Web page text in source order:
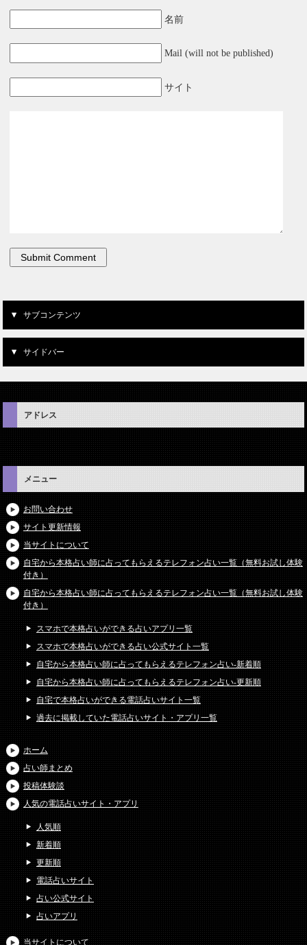
名前
Mail (will not be published)
サイト
サブコンテンツ
サイドバー
アドレス
メニュー
お問い合わせ
サイト更新情報
当サイトについて
自宅から本格占い師に占ってもらえるテレフォン占い一覧（無料お試し体験
付き）
自宅から本格占い師に占ってもらえるテレフォン占い一覧（無料お試し体験
付き）
スマホで本格占いができる占いアプリ一覧
スマホで本格占いができる占い公式サイト一覧
自宅から本格占い師に占ってもらえるテレフォン占い-新着順
自宅から本格占い師に占ってもらえるテレフォン占い-更新順
自宅で本格占いができる電話占いサイト一覧
過去に掲載していた電話占いサイト・アプリ一覧
ホーム
占い師まとめ
投稿体験談
人気の電話占いサイト・アプリ
人気順
新着順
更新順
電話占いサイト
占い公式サイト
占いアプリ
当サイトについて